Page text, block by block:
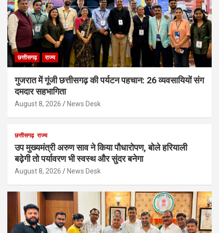
छत्तीसगढ़ राज्य
गुजरात में गूंजी छत्तीसगढ़ की पर्यटन पहचान: 26 व्यवसायियों संग
दमदार सहभागिता
August 8, 2026 News Desk
छत्तीसगढ़ राज्य
उप मुख्यमंत्री अरुण साव ने किया पौधारोपण, बोले हरियाली
बढ़ेगी तो पर्यावरण भी स्वस्थ और सुंदर बनेगा
August 8, 2026 News Desk